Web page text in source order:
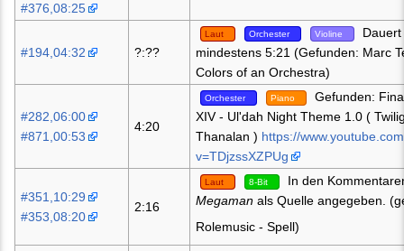
#376,08:25
#194,04:32 ?:??
Laut Orchester Violine
Dauert
mindestens 5:21 (Gefunden: Marc
Colors of an Orchestra)
#282,06:00
#871,00:53
4:20
Orchester Piano
Gefunden:
XIV - Ul'dah Night Theme 1.0 (
Thanalan ) https://
v=TDjzssXZPUg
#351,10:29
#353,08:20
2:16
Laut 8-Bit
In den
Megamanals Quelle angegeben.
Rolemusic - Spell)